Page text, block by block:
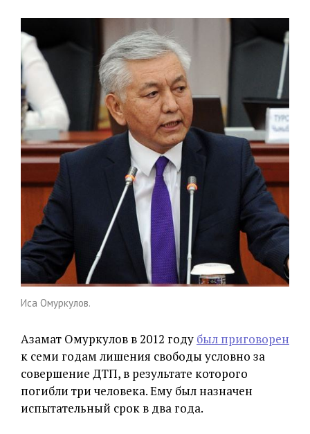
Иса Омуркулов.
Азамат Омуркулов в 2012 году был приговорен
к семи годам лишения свободы условно за
совершение ДТП, в результате которого
погибли три человека. Ему был назначен
испытательный срок в два года.